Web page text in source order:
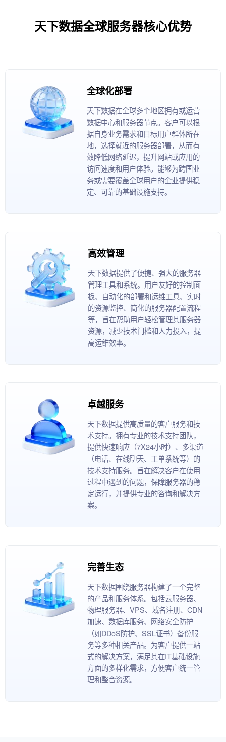
天下数据全球服务器核心优势
全球化部署
天下数据在全球多个地区拥有或运营
数据中心和服务器节点。客户可以根
据自身业务需求和目标用户群体所在
地，选择就近的服务器部署，从而有
效降低网络延迟，提升网站或应用的
访问速度和用户体验。能够为跨国业
务或需要覆盖全球用户的企业提供稳
定、可靠的基础设施支持。
高效管理
天下数据提供了便捷、强大的服务器
管理工具和系统。用户友好的控制面
板、自动化的部署和运维工具、实时
的资源监控、简化的服务器配置流程
等，旨在帮助用户轻松管理其服务器
资源，减少技术门槛和人力投入，提
高运维效率。
卓越服务
天下数据提供高质量的客户服务和技
术支持。拥有专业的技术支持团队，
提供快速响应（7X24小时）、多渠道
（电话、在线聊天、工单系统等）的
技术支持服务。旨在解决客户在使用
过程中遇到的问题，保障服务器的稳
定运行，并提供专业的咨询和解决方
案。
完善生态
天下数据围绕服务器构建了一个完整
的产品和服务体系。包括云服务器、
物理服务器、VPS、域名注册、CDN
加速、数据库服务、网络安全防护
（如DDoS防护、SSL证书）备份服
务等多种相关产品。为客户提供一站
式的解决方案，满足其在IT基础设施
方面的多样化需求，方便客户统一管
理和整合资源。